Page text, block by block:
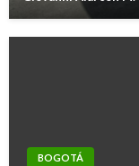
BOGOTÁ